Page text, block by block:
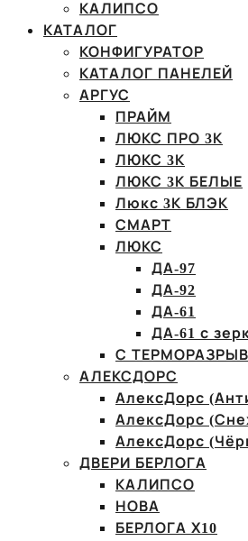
КАЛИПСО
КАТАЛОГ
КОНФИГУРАТОР
КАТАЛОГ ПАНЕЛЕЙ
АРГУС
ПРАЙМ
ЛЮКС ПРО 3К
ЛЮКС 3К
ЛЮКС 3К БЕЛЫЕ
Люкс 3К БЛЭК
СМАРТ
ЛЮКС
ДА-97
ДА-92
ДА-61
ДА-61 с
С
АЛЕКСДОРС
АлексДорс
АлексДорс
АлексДорс
ДВЕРИ БЕРЛОГА
КАЛИПСО
НОВА
БЕРЛОГА Х10